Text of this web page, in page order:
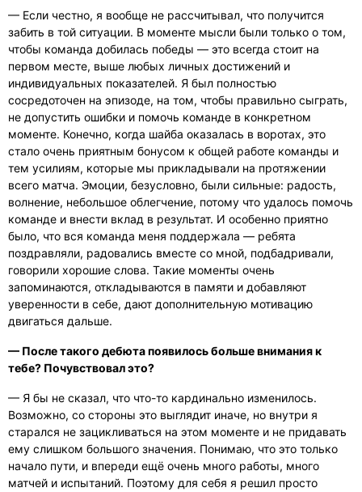
— Если честно, я вообще не рассчитывал, что получится
забить в той ситуации. В моменте мысли были только о том,
чтобы команда добилась победы — это всегда стоит на
первом месте, выше любых личных достижений и
индивидуальных показателей. Я был полностью
сосредоточен на эпизоде, на том, чтобы правильно сыграть,
не допустить ошибки и помочь команде в конкретном
моменте. Конечно, когда шайба оказалась в воротах, это
стало очень приятным бонусом к общей работе команды и
тем усилиям, которые мы прикладывали на протяжении
всего матча. Эмоции, безусловно, были сильные: радость,
волнение, небольшое облегчение, потому что удалось помочь
команде и внести вклад в результат. И особенно приятно
было, что вся команда меня поддержала — ребята
поздравляли, радовались вместе со мной, подбадривали,
говорили хорошие слова. Такие моменты очень
запоминаются, откладываются в памяти и добавляют
уверенности в себе, дают дополнительную мотивацию
двигаться дальше.
— После такого дебюта появилось больше внимания к
тебе? Почувствовал это?
— Я бы не сказал, что что-то кардинально изменилось.
Возможно, со стороны это выглядит иначе, но внутри я
старался не зацикливаться на этом моменте и не придавать
ему слишком большого значения. Понимаю, что это только
начало пути, и впереди ещё очень много работы, много
матчей и испытаний. Поэтому для себя я решил просто